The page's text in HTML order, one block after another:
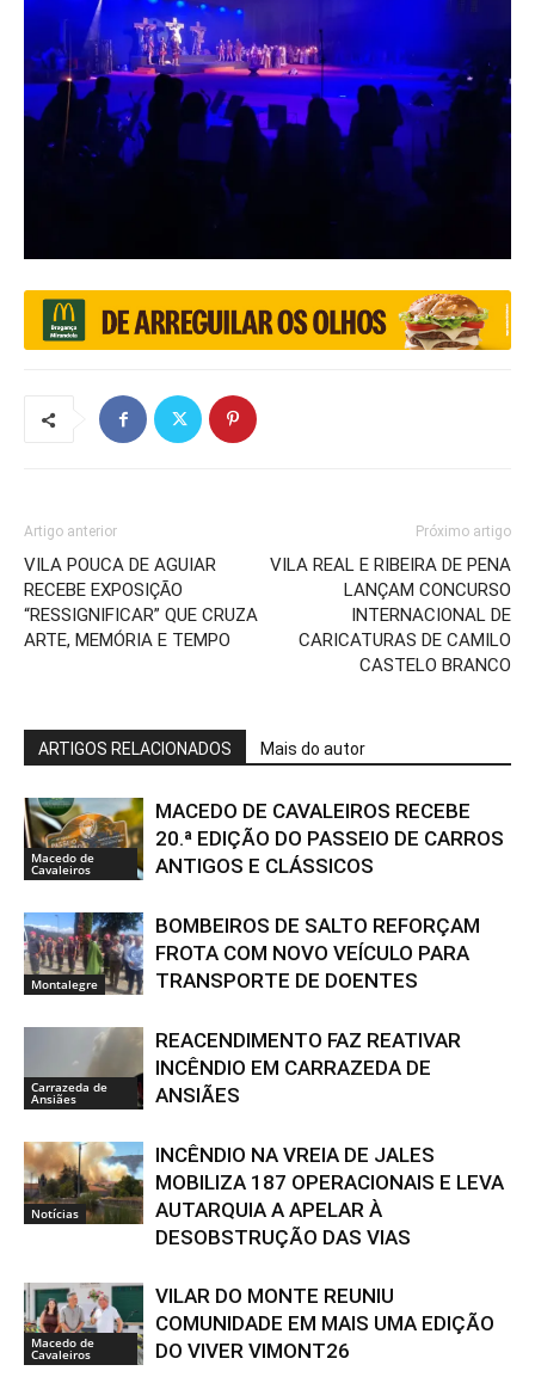
Artigo anterior
VILA POUCA DE AGUIAR
RECEBE EXPOSIÇÃO
“RESSIGNIFICAR” QUE CRUZA
ARTE, MEMÓRIA E TEMPO
Próximo artigo
VILA REAL E RIBEIRA DE PENA
LANÇAM CONCURSO
INTERNACIONAL DE
CARICATURAS DE CAMILO
CASTELO BRANCO
ARTIGOS RELACIONADOS Mais do autor
Macedo de
Cavaleiros
MACEDO DE CAVALEIROS RECEBE
20.ª EDIÇÃO DO PASSEIO DE CARROS
ANTIGOS E CLÁSSICOS
Montalegre
BOMBEIROS DE SALTO REFORÇAM
FROTA COM NOVO VEÍCULO PARA
TRANSPORTE DE DOENTES
Carrazeda de
Ansiães
REACENDIMENTO FAZ REATIVAR
INCÊNDIO EM CARRAZEDA DE
ANSIÃES
Notícias
INCÊNDIO NA VREIA DE JALES
MOBILIZA 187 OPERACIONAIS E LEVA
AUTARQUIA A APELAR À
DESOBSTRUÇÃO DAS VIAS
Macedo de
Cavaleiros
VILAR DO MONTE REUNIU
COMUNIDADE EM MAIS UMA EDIÇÃO
DO VIVER VIMONT26